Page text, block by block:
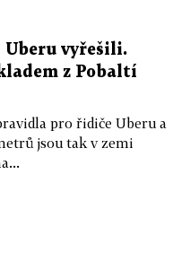
Uberu vyřešili.
z Pobaltí
pro řidiče Uberu a
jsou tak v zemi